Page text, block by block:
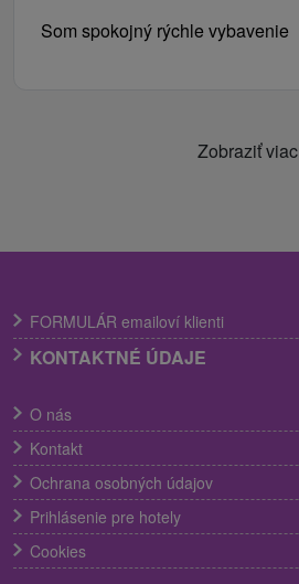
Som spokojný rýchle vybavenie
Zobraziť viac
FORMULÁR emailoví klienti
KONTAKTNÉ ÚDAJE
O nás
Kontakt
Ochrana osobných údajov
Prihlásenie pre hotely
Cookies